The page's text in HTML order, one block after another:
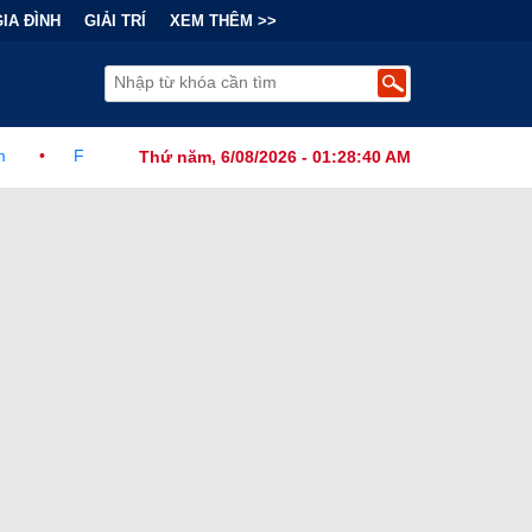
ĐÌNH GIẢI TRÍ XEM THÊM >>
Thứ năm, 6/08/2026 - 01:28:42 AM
Ban Hành Lệnh Cấm Robot Hút Bụi Thông Minh Sản Xuất Tại Nước